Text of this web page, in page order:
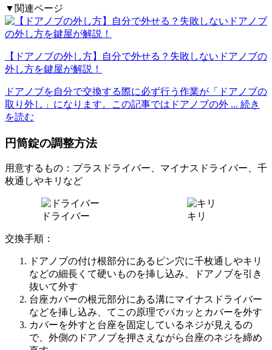
▼関連ページ
【ドアノブの外し方】自分で外せる？失敗しないドアノブの
外し方を鍵屋が解説！
ドアノブを自分で交換する際に必ず行う作業が「ドアノブの
取り外し」になります。この記事ではドアノブの外 ... 続き
を読む
円筒錠の調整方法
用意するもの：プラスドライバー、マイナスドライバー、千
枚通しやキリなど
ドライバー キリ
交換手順：
ドアノブの付け根部分にあるピン穴に千枚通しやキリ
などの細長くて硬いものを挿し込み、ドアノブを引き
抜いて外す
台座カバーの根元部分にある溝にマイナスドライバー
などを挿し込み、てこの原理でパカッとカバーを外す
カバーを外すと台座を固定しているネジが見えるの
で、外側のドアノブを押さえながら台座のネジを締め